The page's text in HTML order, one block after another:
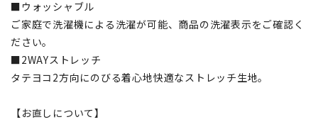
■ウォッシャブル
ご家庭で洗濯機による洗濯が可能、商品の洗濯表示をご確認く
ださい。
■2WAYストレッチ
タテヨコ2方向にのびる着心地快適なストレッチ生地。
【お直しについて】